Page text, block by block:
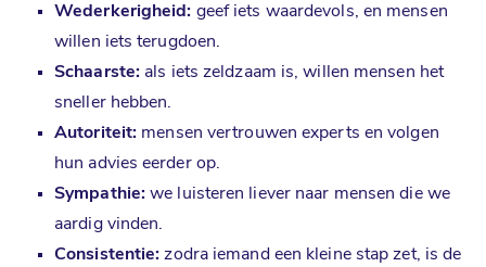
Wederkerigheid: geef iets waardevols, en mensen
willen iets terugdoen.
Schaarste: als iets zeldzaam is, willen mensen het
sneller hebben.
Autoriteit: mensen vertrouwen experts en volgen
hun advies eerder op.
Sympathie: we luisteren liever naar mensen die we
aardig vinden.
Consistentie: zodra iemand een kleine stap zet, is de